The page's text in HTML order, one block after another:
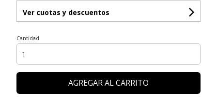
Ver cuotas y descuentos
Cantidad
AGREGAR AL CARRITO